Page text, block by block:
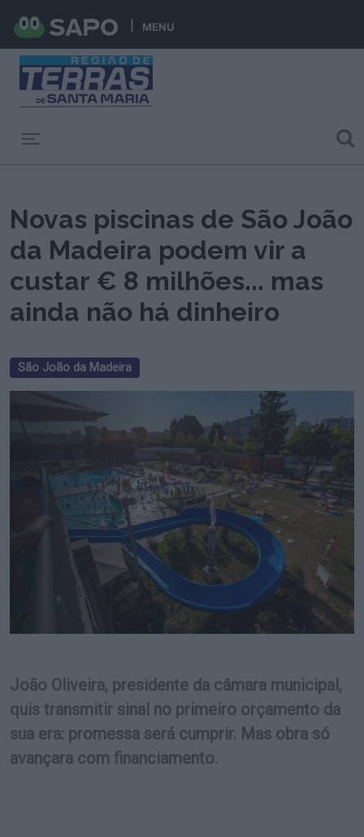
MENU
Novas piscinas de São João
da Madeira podem vir a
custar € 8 milhões... mas
ainda não há dinheiro
São João da Madeira
João Oliveira, presidente da câmara municipal,
quis transmitir sinal no primeiro orçamento da
sua era: promessa será cumprir. Mas obra só
avançara com financiamento.